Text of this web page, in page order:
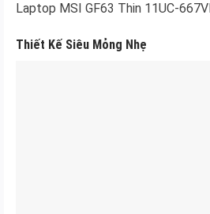
Laptop MSI GF63 Thin 11UC-
Thiết Kế Siêu Mỏng Nhẹ